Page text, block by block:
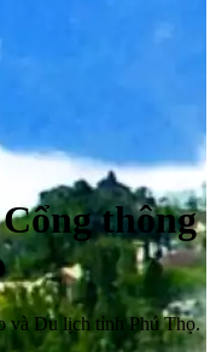
thông
và Du lịch tỉnh Phú Thọ.